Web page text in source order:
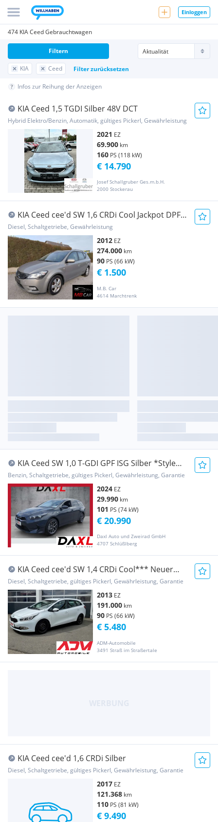
Einloggen
474 KIA Ceed Gebrauchtwagen
KIA Ceed Filter zurücksetzen
Filtern
Infos zur Reihung der Anzeigen
KIA Ceed 1,5 TGDI Silber 48V DCT
Hybrid Elektro/Benzin, Automatik, gültiges Pickerl, Gewährleistung
2021 EZ
69.900 km
160 PS (118 kW)
Josef Schallgruber Ges.m.b.H.
2000 Stockerau
€ 14.790
KIA Ceed cee'd SW 1,6 CRDi Cool Jackpot DPF
ISG
Diesel, Schaltgetriebe, Gewährleistung
2012 EZ
274.000 km
90 PS (66 kW)
M.B. Car
4614 Marchtrenk
€ 1.500
KIA Ceed SW 1,0 T-GDI GPF ISG Silber *Style
Paket*
Benzin, Schaltgetriebe, gültiges Pickerl, Gewährleistung, Garantie
2024 EZ
29.990 km
101 PS (74 kW)
Daxl Auto und Zweirad GmbH
4707 Schlüßlberg
€ 20.990
KIA Ceed cee'd SW 1,4 CRDi Cool*** Neuer
Service***
Diesel, Schaltgetriebe, gültiges Pickerl, Gewährleistung, Garantie
2013 EZ
191.000 km
90 PS (66 kW)
ADM-Automobile
3491 Straß im Straßertale
€ 5.480
KIA Ceed cee'd 1,6 CRDi Silber
Diesel, Schaltgetriebe, gültiges Pickerl, Gewährleistung, Garantie
2017 EZ
121.368 km
110 PS (81 kW)
€ 9.490